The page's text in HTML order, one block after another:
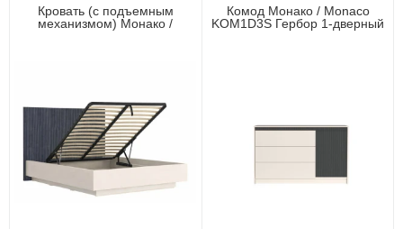
Кровать (с подъемным
механизмом) Монако /
Комод Монако / Monaco
KOM1D3S Гербор 1-дверный